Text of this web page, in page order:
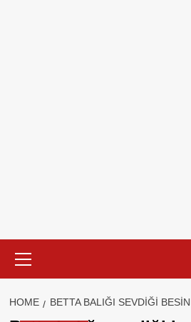
Menu
HOME BETTA BALIĞI SEVDIĞI